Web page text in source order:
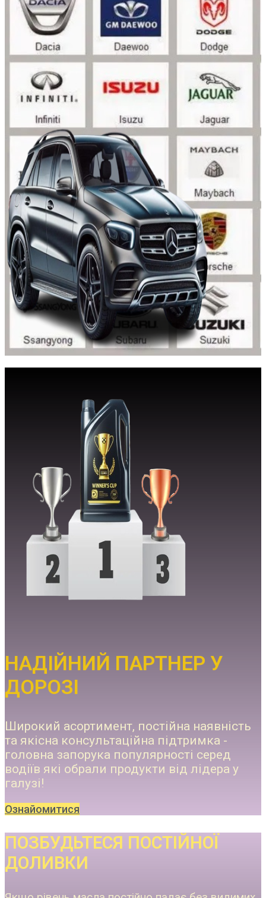
НАДІЙНИЙ ПАРТНЕР У
ДОРОЗІ
Широкий асортимент, постійна наявність
та якісна консультаційна підтримка -
головна запорука популярності серед
водіїв які обрали продукти від лідера у
галузі!
Ознайомитися
ПОЗБУДЬТЕСЯ ПОСТІЙНОЇ
ДОЛИВКИ